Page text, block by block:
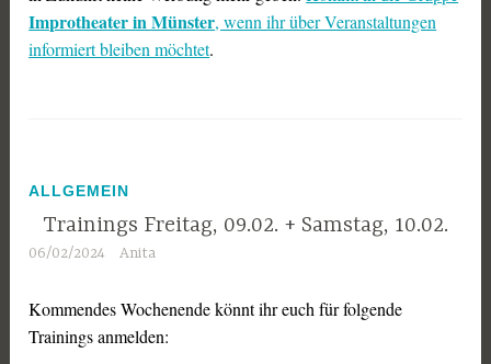
Improtheater in Münster, wenn ihr über Veranstaltungen
informiert bleiben möchtet.
ALLGEMEIN
Trainings Freitag, 09.02. + Samstag, 10.02.
06/02/2024 Anita
Kommendes Wochenende könnt ihr euch für folgende
Trainings anmelden: